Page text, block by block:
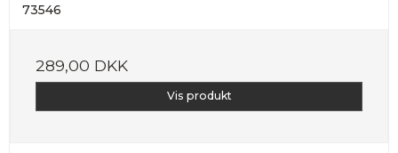
73546
289,00 DKK
Vis produkt